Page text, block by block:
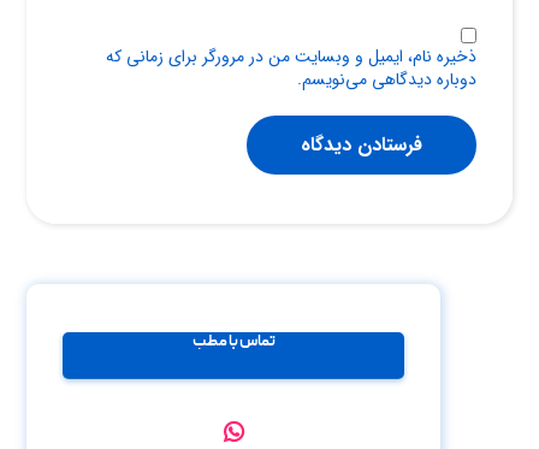
ذخیره نام، ایمیل و وبسایت من در مرورگر برای زمانی که
دوباره دیدگاهی می‌نویسم.
فرستادن دیدگاه
تماس با مطب